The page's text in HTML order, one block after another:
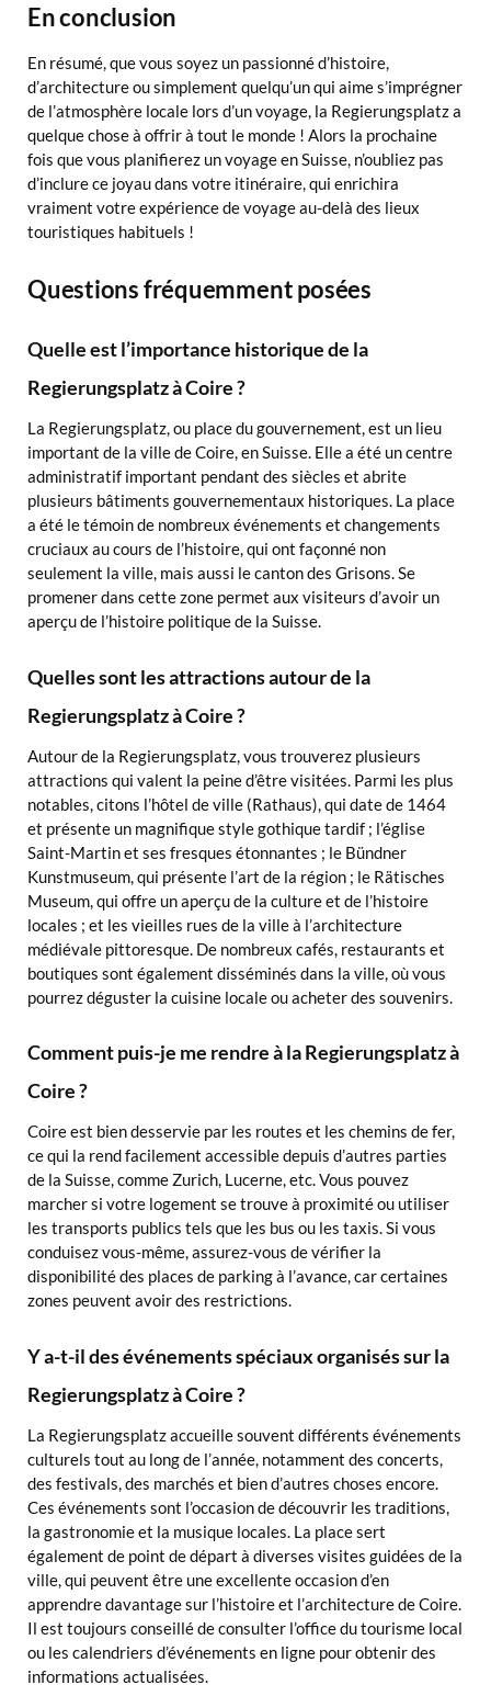
En conclusion
En résumé, que vous soyez un passionné d’histoire,
d’architecture ou simplement quelqu’un qui aime s’imprégner
de l’atmosphère locale lors d’un voyage, la Regierungsplatz a
quelque chose à offrir à tout le monde ! Alors la prochaine
fois que vous planifierez un voyage en Suisse, n’oubliez pas
d’inclure ce joyau dans votre itinéraire, qui enrichira
vraiment votre expérience de voyage au-delà des lieux
touristiques habituels !
Questions fréquemment posées
Quelle est l’importance historique de la
Regierungsplatz à Coire ?
La Regierungsplatz, ou place du gouvernement, est un lieu
important de la ville de Coire, en Suisse. Elle a été un centre
administratif important pendant des siècles et abrite
plusieurs bâtiments gouvernementaux historiques. La place
a été le témoin de nombreux événements et changements
cruciaux au cours de l’histoire, qui ont façonné non
seulement la ville, mais aussi le canton des Grisons. Se
promener dans cette zone permet aux visiteurs d’avoir un
aperçu de l’histoire politique de la Suisse.
Quelles sont les attractions autour de la
Regierungsplatz à Coire ?
Autour de la Regierungsplatz, vous trouverez plusieurs
attractions qui valent la peine d’être visitées. Parmi les plus
notables, citons l’hôtel de ville (Rathaus), qui date de 1464
et présente un magnifique style gothique tardif ; l’église
Saint-Martin et ses fresques étonnantes ; le Bündner
Kunstmuseum, qui présente l’art de la région ; le Rätisches
Museum, qui offre un aperçu de la culture et de l’histoire
locales ; et les vieilles rues de la ville à l’architecture
médiévale pittoresque. De nombreux cafés, restaurants et
boutiques sont également disséminés dans la ville, où vous
pourrez déguster la cuisine locale ou acheter des souvenirs.
Comment puis-je me rendre à la Regierungsplatz à
Coire ?
Coire est bien desservie par les routes et les chemins de fer,
ce qui la rend facilement accessible depuis d’autres parties
de la Suisse, comme Zurich, Lucerne, etc. Vous pouvez
marcher si votre logement se trouve à proximité ou utiliser
les transports publics tels que les bus ou les taxis. Si vous
conduisez vous-même, assurez-vous de vérifier la
disponibilité des places de parking à l’avance, car certaines
zones peuvent avoir des restrictions.
Y a-t-il des événements spéciaux organisés sur la
Regierungsplatz à Coire ?
La Regierungsplatz accueille souvent différents événements
culturels tout au long de l’année, notamment des concerts,
des festivals, des marchés et bien d’autres choses encore.
Ces événements sont l’occasion de découvrir les traditions,
la gastronomie et la musique locales. La place sert
également de point de départ à diverses visites guidées de la
ville, qui peuvent être une excellente occasion d’en
apprendre davantage sur l’histoire et l’architecture de Coire.
Il est toujours conseillé de consulter l’office du tourisme local
ou les calendriers d’événements en ligne pour obtenir des
informations actualisées.